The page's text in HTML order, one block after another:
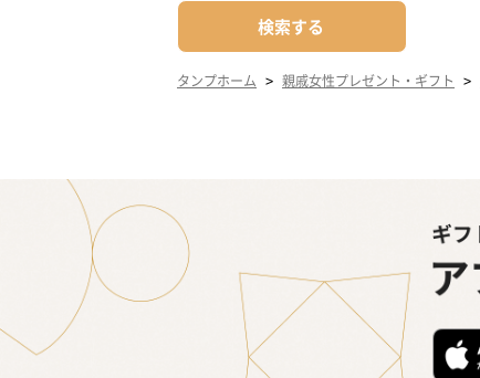
検索する
タンプホーム > 親戚女性プレゼント・ギフト >